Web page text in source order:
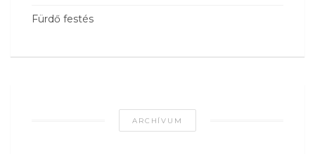
Fürdő festés
ARCHÍVUM